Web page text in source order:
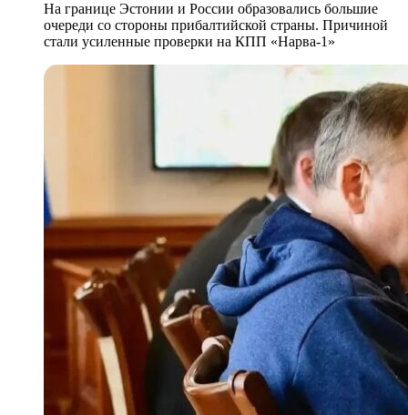
На границе Эстонии и России образовались большие
очереди со стороны прибалтийской страны. Причиной
стали усиленные проверки на КПП «Нарва-1»